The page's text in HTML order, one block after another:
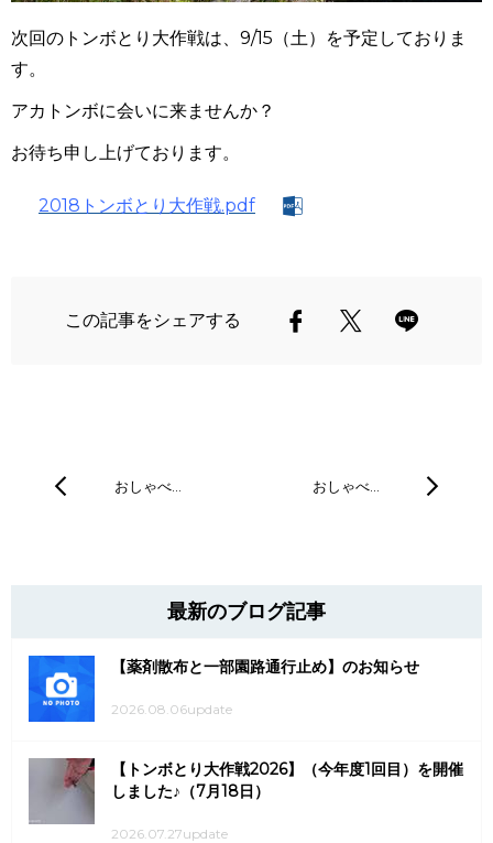
次回のトンボとり大作戦は、9/15（土）を予定しておりま
す。
アカトンボに会いに来ませんか？
お待ち申し上げております。
2018トンボとり大作戦.pdf
この記事をシェアする
おしゃべ… おしゃべ…
最新のブログ記事
【薬剤散布と一部園路通行止め】のお知らせ
2026.08.06update
【トンボとり大作戦2026】（今年度1回目）を開催
しました♪（7月18日）
2026.07.27update